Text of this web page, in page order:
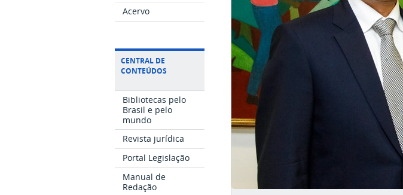
Acervo
CENTRAL DE
CONTEÚDOS
Bibliotecas pelo
Brasil e pelo
mundo
Revista jurídica
Portal Legislação
Manual de
Redação